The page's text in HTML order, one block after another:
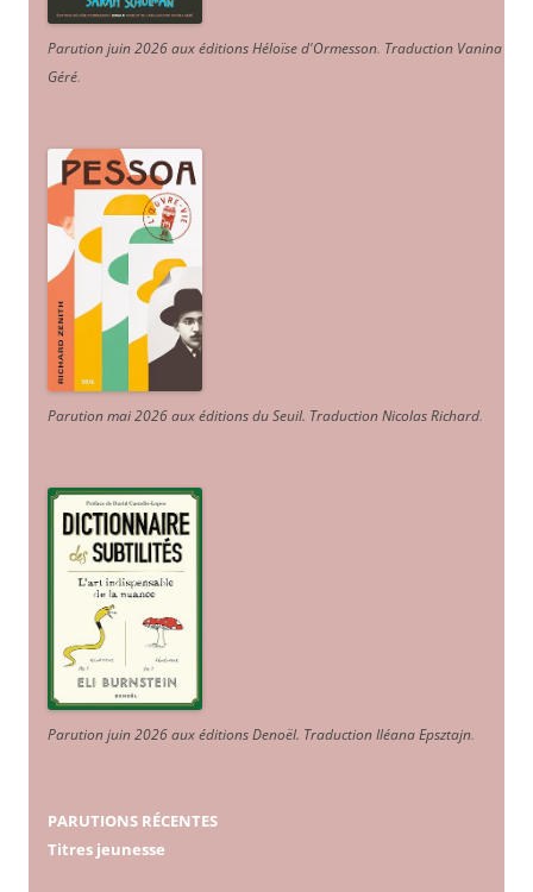
Parution juin 2026 aux éditions Héloïse d'Ormesson. Traduction Vanina
Géré.
Parution mai 2026 aux éditions du Seuil. Traduction Nicolas Richard.
Parution juin 2026 aux éditions Denoël. Traduction Iléana Epsztajn.
PARUTIONS RÉCENTES
Titres jeunesse